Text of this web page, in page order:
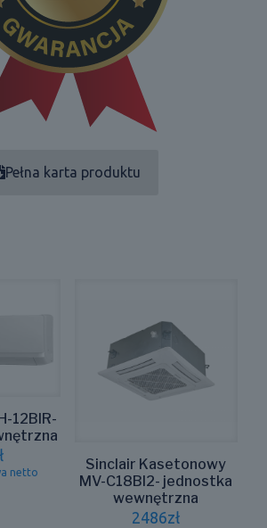
Pełna karta produktu
12BIR-
netto
Sinclair Kasetonowy
MV-C18BI2- jednostka
wewnętrzna
2486zł